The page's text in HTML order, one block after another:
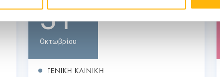
31
Οκτωβρίου
ΓΕΝΙΚΗ ΚΛΙΝΙΚΗ